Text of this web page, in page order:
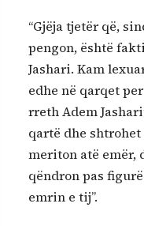
“Gjëja tjetër që,
pengon, është
Jashari. Kam
edhe në qarqet
rreth Adem
qartë dhe shtrohet
meriton atë emër,
qëndron pas
emrin e tij”.